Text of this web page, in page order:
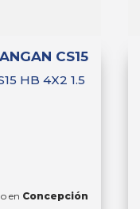
CS15
HB 4X2 1.5
en Concepción